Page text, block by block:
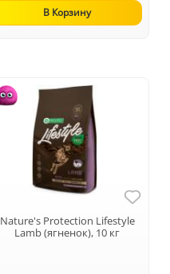
В Корзину
Nature's Protection Lifestyle
Lamb (ягненок), 10 кг